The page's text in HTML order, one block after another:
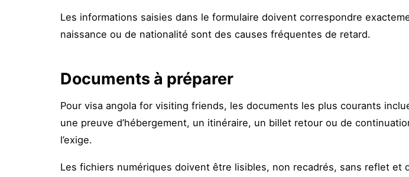
Les informations saisies dans le formulaire doivent correspondre
naissance ou de nationalité sont des causes fréquentes de retard.
Documents à préparer
Pour visa angola for visiting friends, les documents les plus courants
une preuve d’hébergement, un itinéraire, un billet retour ou de
l’exige.
Les fichiers numériques doivent être lisibles, non recadrés, sans reflet